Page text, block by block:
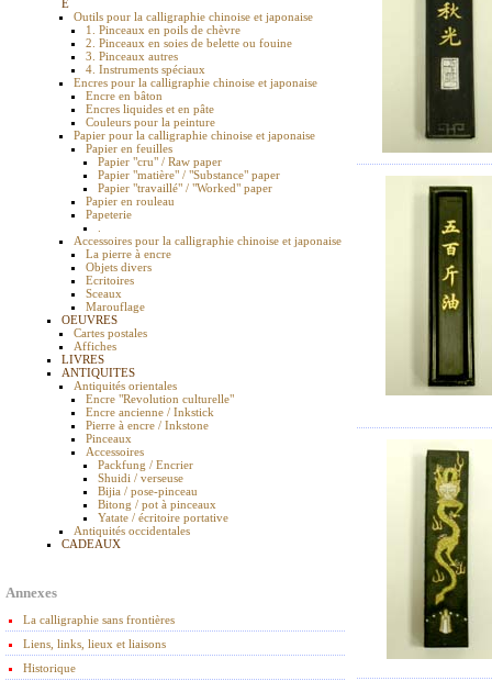
E
Outils pour la calligraphie chinoise et japonaise
1. Pinceaux en poils de chèvre
2. Pinceaux en soies de belette ou fouine
3. Pinceaux autres
4. Instruments spéciaux
Encres pour la calligraphie chinoise et japonaise
Encre en bâton
Encres liquides et en pâte
Couleurs pour la peinture
Papier pour la calligraphie chinoise et japonaise
Papier en feuilles
Papier "cru" / Raw paper
Papier "matière" / "Substance" paper
Papier "travaillé" / "Worked" paper
Papier en rouleau
Papeterie
Accessoires pour la calligraphie chinoise et japonaise
La pierre à encre
Objets divers
Ecritoires
Sceaux
Marouflage
OEUVRES
Cartes postales
Affiches
LIVRES
ANTIQUITES
Antiquités orientales
Encre "Revolution culturelle"
Encre ancienne / Inkstick
Pierre à encre / Inkstone
Pinceaux
Accessoires
Packfung / Encrier
Shuidi / verseuse
Bijia / pose-pinceau
Bitong / pot à pinceaux
Yatate / écritoire portative
Antiquités occidentales
CADEAUX
Annexes
La calligraphie sans frontières
Liens, links, lieux et liaisons
Historique